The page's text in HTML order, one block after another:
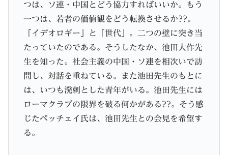
つは、ソ連・中国とどう協力すればいいか。もう
一つは、若者の価値観をどう転換させるか??。
「イデオロギー」と「世代」。二つの壁に突き当
たっていたのである。そうしたなか、池田大作先
生を知った。社会主義の中国・ソ連を相次いで訪
問し、対話を重ねている。また池田先生のもとに
は、いつも溌剌とした青年がいる。池田先生には
ローマクラブの限界を破る何かがある??。そう感
じたペッチェイ氏は、池田先生との会見を希望す
る。